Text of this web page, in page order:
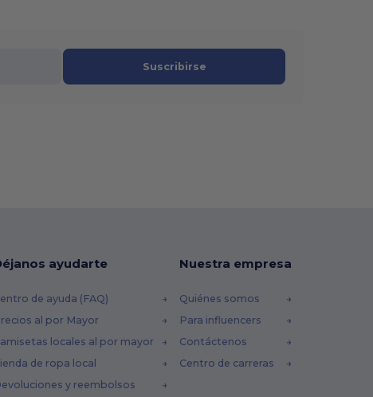
Suscribirse
ayudarte
de ayuda (FAQ)
al por Mayor
locales al por mayor
de ropa local
y reembolsos
Nuestra empresa
Quiénes somos
Para influencers
Contáctenos
Centro de carreras